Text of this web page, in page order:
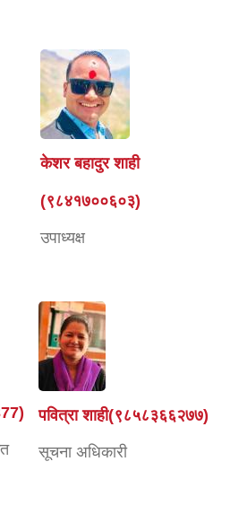
केशर बहादुर शाही
(९८४१७००६०३)
उपाध्यक्ष
पवित्रा शाही(९८५८३६६२७७)
सूचना अधिकारी